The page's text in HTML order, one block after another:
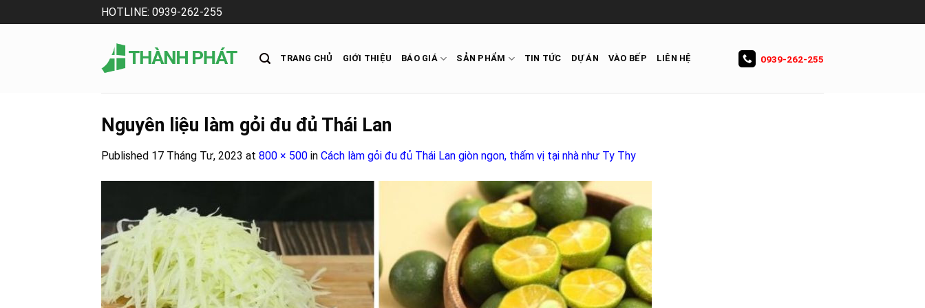
to
HOTLINE: 0939-262-255
TRANG CHỦ GIỚI THIỆU BÁO GIÁ SẢN PHẨM TIN TỨC DỰ ÁN VÀO BẾP LIÊN HỆ 0939-262-255
Nguyên liệu làm gỏi đu đủ Thái Lan
Published 17 Tháng Tư, 2023 at 800 × 500 in Cách làm gỏi đu đủ Thái Lan giòn ngon, thấm vị tại nhà như Ty Thy